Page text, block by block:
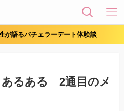
が語るバチェラーデート体験談
るある 2通目のメ